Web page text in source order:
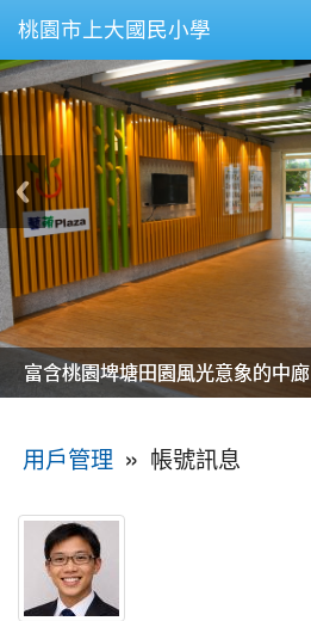
桃園市上大國民小學
美麗的操場是我們活力的來源
美麗的操場是我們活力的來源
煥然一新的小司令台
煥然一新的小司令台
富含桃園埤塘田園風光意象的中廊
富含桃園埤塘田園風光意象的中廊
嶄新的中庭廣場
嶄新的中庭廣場
水生池生生不息
水生池生生不息
用戶管理 » 帳號訊息